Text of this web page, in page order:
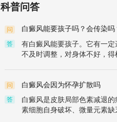
科普问答
问 白癜风能要孩子吗？会传染吗
答
有白癜风能要孩子。它有一
不及时调整，对身体不好，得
问 白癜风会因为怀孕扩散吗
答
白癜风是皮肤局部色素减退
素细胞自身破坏、微量元素